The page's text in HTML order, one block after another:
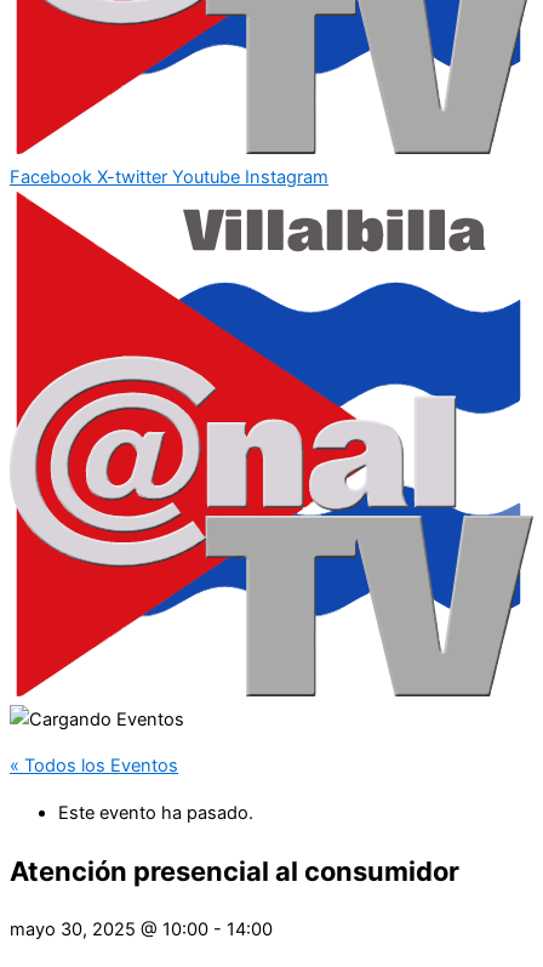
Facebook X-twitter Youtube Instagram
« Todos los Eventos
Este evento ha pasado.
Atención presencial al consumidor
mayo 30, 2025 @ 10:00 - 14:00